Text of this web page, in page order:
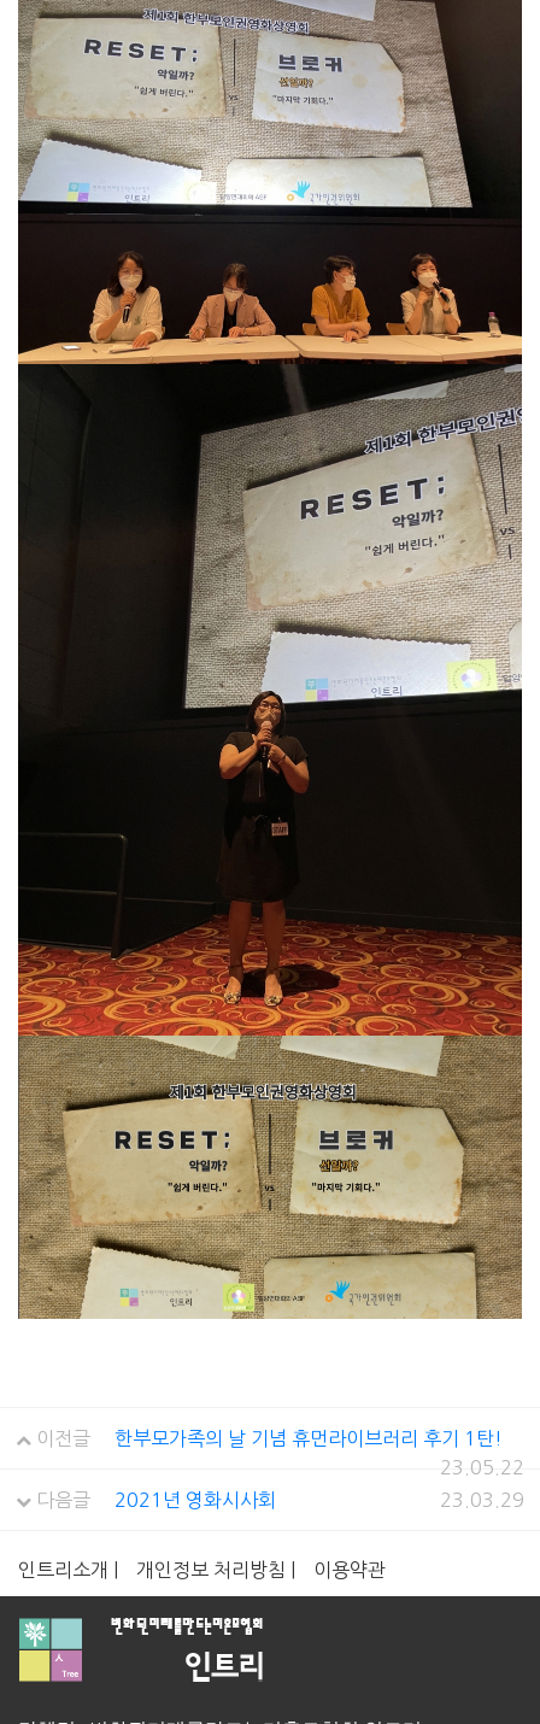
이전글
한부모가족의 날 기념 휴먼라이브러리 후기 1탄!
23.05.22
다음글
2021년 영화시사회 23.03.29
인트리소개 | 개인정보 처리방침 | 이용약관